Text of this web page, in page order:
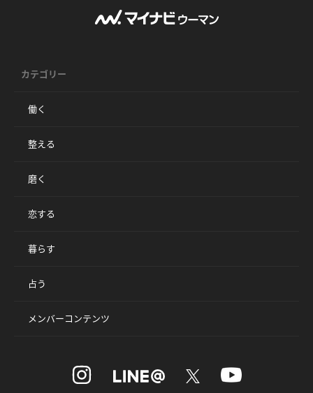
カテゴリー
働く
整える
磨く
恋する
暮らす
占う
メンバーコンテンツ